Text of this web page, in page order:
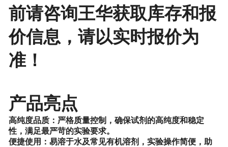
前请咨询王华获取库存和报
价信息，请以实时报价为
准！
产品亮点
高纯度品质：严格质量控制，确保试剂的高纯度和稳定
性，满足最严苛的实验要求。
便捷使用：易溶于水及常见有机溶剂，实验操作简便，助